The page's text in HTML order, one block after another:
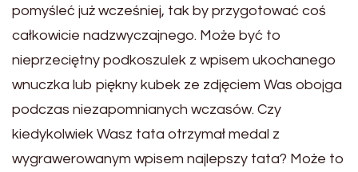
pomyśleć już wcześniej, tak by przygotować coś
całkowicie nadzwyczajnego. Może być to
nieprzeciętny podkoszulek z wpisem ukochanego
wnuczka lub piękny kubek ze zdjęciem Was obojga
podczas niezapomnianych wczasów. Czy
kiedykolwiek Wasz tata otrzymał medal z
wygrawerowanym wpisem najlepszy tata? Może to